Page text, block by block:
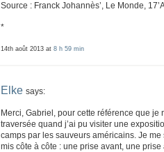
Source : Franck Johannès’, Le Monde,
*
14th août 2013 at 8 h 59 min
Elke says:
Merci, Gabriel, pour cette référence que
traversée quand j’ai pu visiter une
camps par les sauveurs américains. Je
mis côte à côte : une prise avant, une